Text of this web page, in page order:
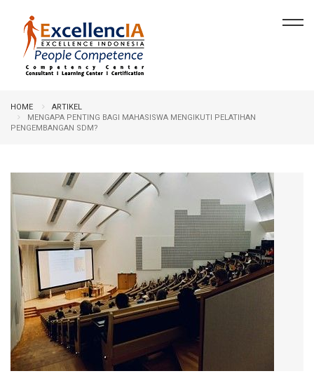
HOME
ARTIKEL
MENGAPA PENTING BAGI MAHASISWA MENGIKUTI PELATIHAN
PENGEMBANGAN SDM?